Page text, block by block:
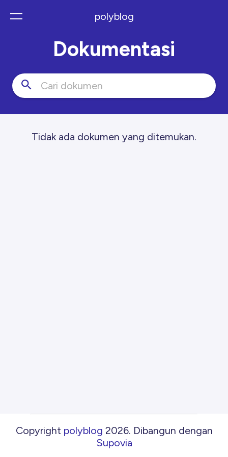
Bahasa Indonesia
polyblog
Dokumentasi
Tidak ada dokumen yang ditemukan.
Copyright polyblog 2026. Dibangun dengan
Supovia